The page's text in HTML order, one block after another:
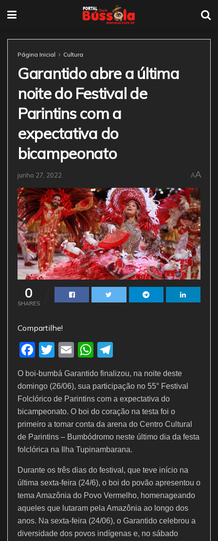
Página Inicial Cultura
Garantido abre a última
noite do Festival de
Parintins com a
expectativa do
bicampeonato
junho 27, 2022 AA
0
SHARES
Compartilhe!
F
a
c
e
b
o
o
k
T
w
itt
er
E
ai
l
W
h
at
s
A
p
p
el
e
gr
a
m
O boi-bumbá Garantido finalizou, na noite deste
domingo (26/06), sua participação no 55° Festival
Folclórico de Parintins com a expectativa do
bicampeonato. O boi do coração na testa foi o
primeiro a tomar conta da arena do Centro Cultural
de Parintins – Bumbódromo neste último dia da festa
folclórica na Ilha Tupinambarana.
Durante os três dias do festival, que teve início na
última sexta-feira (24/6), o boi do povão apresentou o
tema Amazônia do Povo Vermelho, homenageando
aqueles que lutaram pela Amazônia ao longo dos
anos. Na sexta-feira (24/06), o Garantido celebrou a
diversidade dos povos indígenas e, no sábado